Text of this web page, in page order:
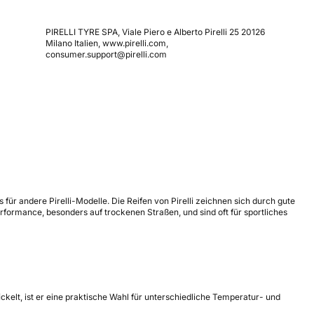
PIRELLI TYRE SPA, Viale Piero e Alberto Pirelli 25 20126
Milano Italien, www.pirelli.com,
consumer.support@pirelli.com
andere Pirelli-Modelle. Die Reifen von Pirelli zeichnen sich durch gute
besonders auf trockenen Straßen, und sind oft für sportliches
ist er eine praktische Wahl für unterschiedliche Temperatur- und